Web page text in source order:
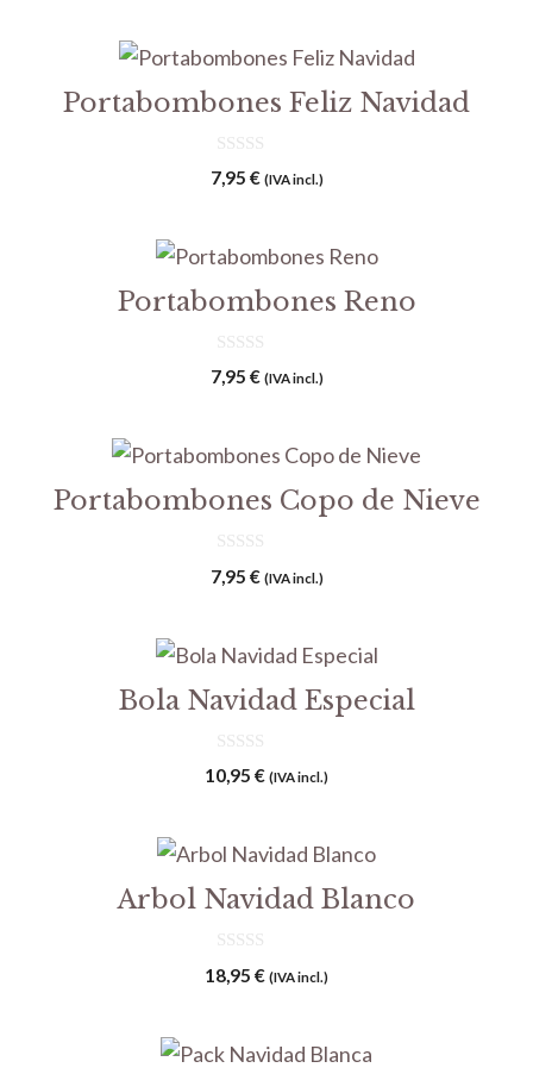
Portabombones Feliz Navidad
0
d
7,95 € (IVA incl.)
Portabombones Reno
0
d
7,95 € (IVA incl.)
Portabombones Copo de Nieve
0
d
7,95 € (IVA incl.)
Bola Navidad Especial
0
d
10,95 € (IVA incl.)
Arbol Navidad Blanco
0
d
18,95 € (IVA incl.)